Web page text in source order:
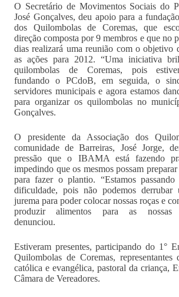
O Secretário de Movimentos Sociais do
José Gonçalves, deu apoio para a
dos Quilombolas de Coremas, que
direção composta por 9 membros e que no
dias realizará uma reunião com o objetivo
as ações para 2012. “Uma iniciativa
quilombolas de Coremas, pois
fundando o PCdoB, em seguida, o
servidores municipais e agora estamos
para organizar os quilombolas no
Gonçalves.
O presidente da Associação dos
comunidade de Barreiras, José Jorge,
pressão que o IBAMA está fazendo
impedindo que os mesmos possam preparar
para fazer o plantio. “Estamos
dificuldade, pois não podemos
jurema para poder colocar nossas roças e
produzir alimentos para as nossas
denunciou.
Estiveram presentes, participando do 1°
Quilombolas de Coremas, representantes
católica e evangélica, pastoral da criança,
Câmara de Vereadores.